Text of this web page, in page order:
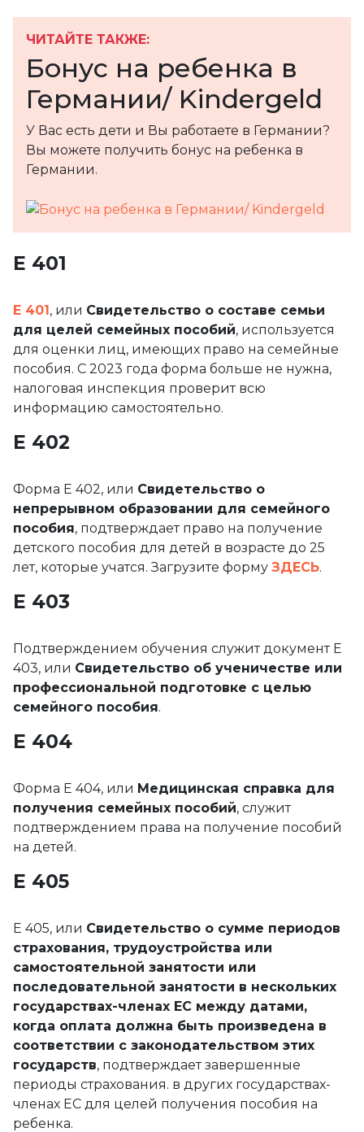
ЧИТАЙТЕ ТАКЖЕ:
Бонус на ребенка в
Германии/ Kindergeld
У Вас есть дети и Вы работаете в Германии?
Вы можете получить бонус на ребенка в
Германии.
Е 401
E 401, или Свидетельство о составе семьи
для целей семейных пособий, используется
для оценки лиц, имеющих право на семейные
пособия. С 2023 года форма больше не нужна,
налоговая инспекция проверит всю
информацию самостоятельно.
Е 402
Форма E 402, или Свидетельство о
непрерывном образовании для семейного
пособия, подтверждает право на получение
детского пособия для детей в возрасте до 25
лет, которые учатся. Загрузите форму ЗДЕСЬ.
Е 403
Подтверждением обучения служит документ E
403, или Свидетельство об ученичестве или
профессиональной подготовке с целью
семейного пособия.
Е 404
Форма E 404, или Медицинская справка для
получения семейных пособий, служит
подтверждением права на получение пособий
на детей.
Е 405
E 405, или Свидетельство о сумме периодов
страхования, трудоустройства или
самостоятельной занятости или
последовательной занятости в нескольких
государствах-членах ЕС между датами,
когда оплата должна быть произведена в
соответствии с законодательством этих
государств, подтверждает завершенные
периоды страхования. в других государствах-
членах ЕС для целей получения пособия на
ребенка.